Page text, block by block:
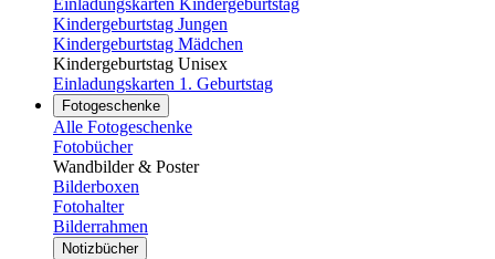
Einladungskarten Kindergeburtstag
Kindergeburtstag Jungen
Kindergeburtstag Mädchen
Kindergeburtstag Unisex
Einladungskarten 1. Geburtstag
Fotogeschenke
Alle Fotogeschenke
Fotobücher
Wandbilder & Poster
Bilderboxen
Fotohalter
Bilderrahmen
Notizbücher